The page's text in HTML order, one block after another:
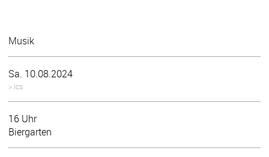
Musik
Sa. 10.08.2024
>.ics
16 Uhr
Biergarten